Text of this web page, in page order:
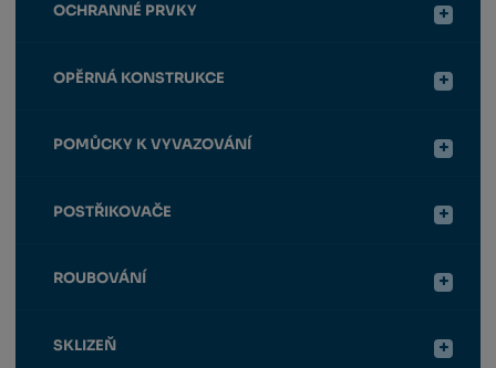
OCHRANNÉ PRVKY
OPĚRNÁ KONSTRUKCE
POMŮCKY K VYVAZOVÁNÍ
POSTŘIKOVAČE
ROUBOVÁNÍ
SKLIZEŇ